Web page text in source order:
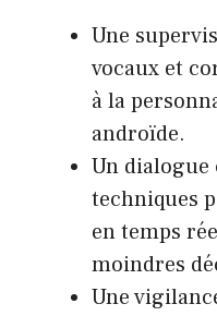
Une
vocaux et
à la
androïde.
Un dialogue
techniques
en temps
moindres
Une